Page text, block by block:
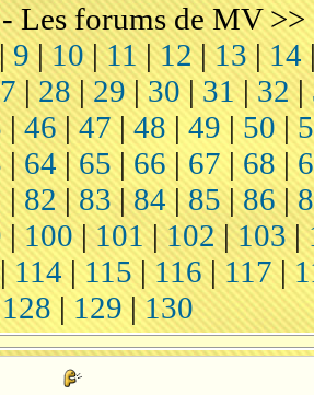
Les forums de MV>>
9|10|11|12 |13|14
|28|29|30| 31|32 |
|46|47|48 |49 | 50|
|64|65| 66| 67 |68 |
|82|83|84|85 |86|
|100|101|102|103|
|114 |115|116 |117|
128 | 129 |130